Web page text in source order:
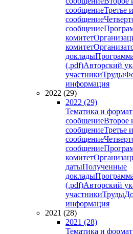
сообщениеТретье
сообщение
сообщение
комитет
комитет
доклады
(.pdf)Авторский
участникиТруды
информация
2022 (29)
2022 (29)
Тематика и формат
сообщениеВторое
сообщениеТретье
сообщение
сообщение
комитет
датыПолученные
доклады
(.pdf)Авторский
участникиТруды
информация
2021 (28)
2021 (28)
Тематика и формат